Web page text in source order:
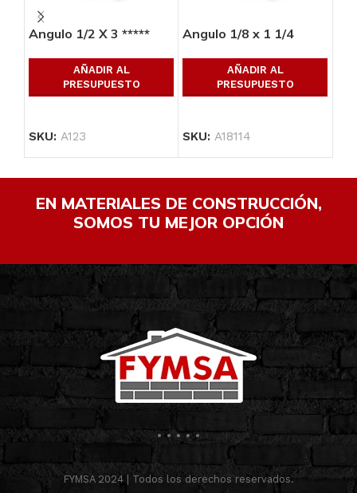
Angulo 1/2 X 3 *****
AÑADIR AL
PRESUPUESTO
SKU: A123
Angulo 1/8 x 1 1/4
AÑADIR AL
PRESUPUESTO
SKU: A18114
EN MATERIALES DE CONSTRUCCIÓN,
SOMOS TU MEJOR OPCIÓN
FYMSA 2024 | Todos los derechos reservados.